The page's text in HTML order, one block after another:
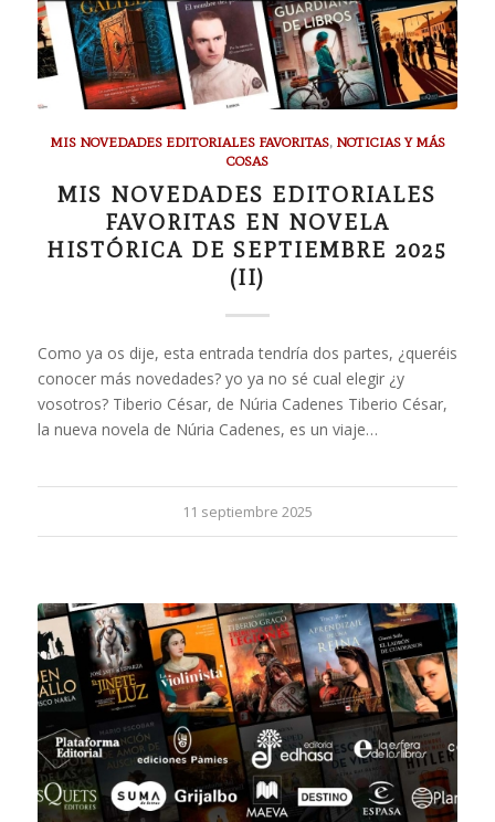
MIS NOVEDADES EDITORIALES FAVORITAS, NOTICIAS Y MÁS
COSAS
MIS NOVEDADES EDITORIALES
FAVORITAS EN NOVELA
HISTÓRICA DE SEPTIEMBRE 2025
(II)
Como ya os dije, esta entrada tendría dos partes, ¿queréis
conocer más novedades? yo ya no sé cual elegir ¿y
vosotros? Tiberio César, de Núria Cadenes Tiberio César,
la nueva novela de Núria Cadenes, es un viaje…
11 septiembre 2025